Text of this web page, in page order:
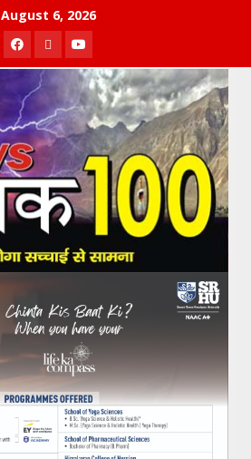
August 6, 2026
Facebook
TwitterYoutube